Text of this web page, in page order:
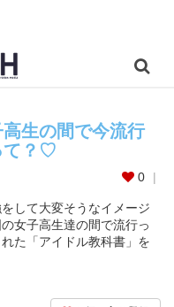
生の間で今流行
て？♡
0
して大変そうなイメージ
女子高生達の間で流行っ
た「アイドル教科書」を